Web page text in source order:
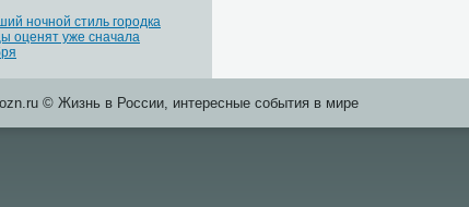
ночной стиль городка
оценят уже сначала
© Жизнь в России, интересные события в мире